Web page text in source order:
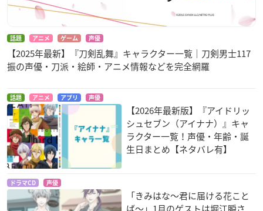
話題 アニメ ゲーム 声優
【2025年最新】『刀剣乱舞』キャラクター一覧｜刀剣男士117
振の声優・刀派・絵師・アニメ情報などを完全網羅
話題 アニメ アプリ 声優
【2026年最新版】『アイドリッ
シュセブン（アイナナ）』キャ
ラクター一覧！声優・年齢・誕
生日まとめ【ネタバレ有】
ドラマCD 声優
「きみはな～君に届ける花こと